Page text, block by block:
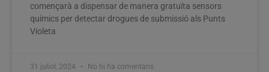
començarà a dispensar de manera gratuïta sensors
químics per detectar drogues de submissió als Punts
Violeta
31 juliol, 2024 No hi ha comentaris